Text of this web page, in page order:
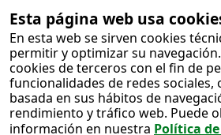
Esta página web usa
En esta web se sirven cookies
permitir y optimizar su
cookies de terceros con el fin de
funcionalidades de redes
basada en sus hábitos de
rendimiento y tráfico web. Puede
información en nuestra Política